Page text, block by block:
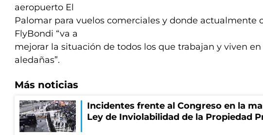
aeropuerto El
Palomar para vuelos comerciales y donde actualmente
FlyBondi “va a
mejorar la situación de todos los que trabajan y viven en
aledañas”.
Más noticias
Incidentes frente al Congreso en la
Ley de Inviolabilidad de la Propiedad